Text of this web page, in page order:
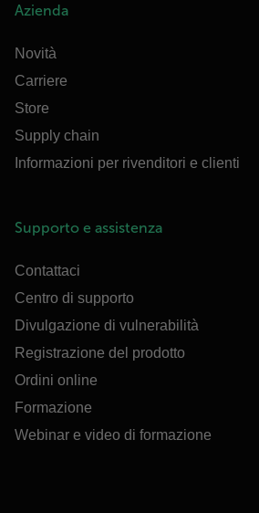
Azienda
Novità
Carriere
Store
Supply chain
Informazioni per rivenditori e clienti
Supporto e assistenza
Contattaci
Centro di supporto
Divulgazione di vulnerabilità
Registrazione del prodotto
Ordini online
Formazione
Webinar e video di formazione